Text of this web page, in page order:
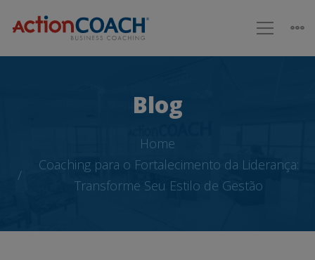
Blog
Home
Coaching para o Fortalecimento da Liderança:
Transforme Seu Estilo de Gestão